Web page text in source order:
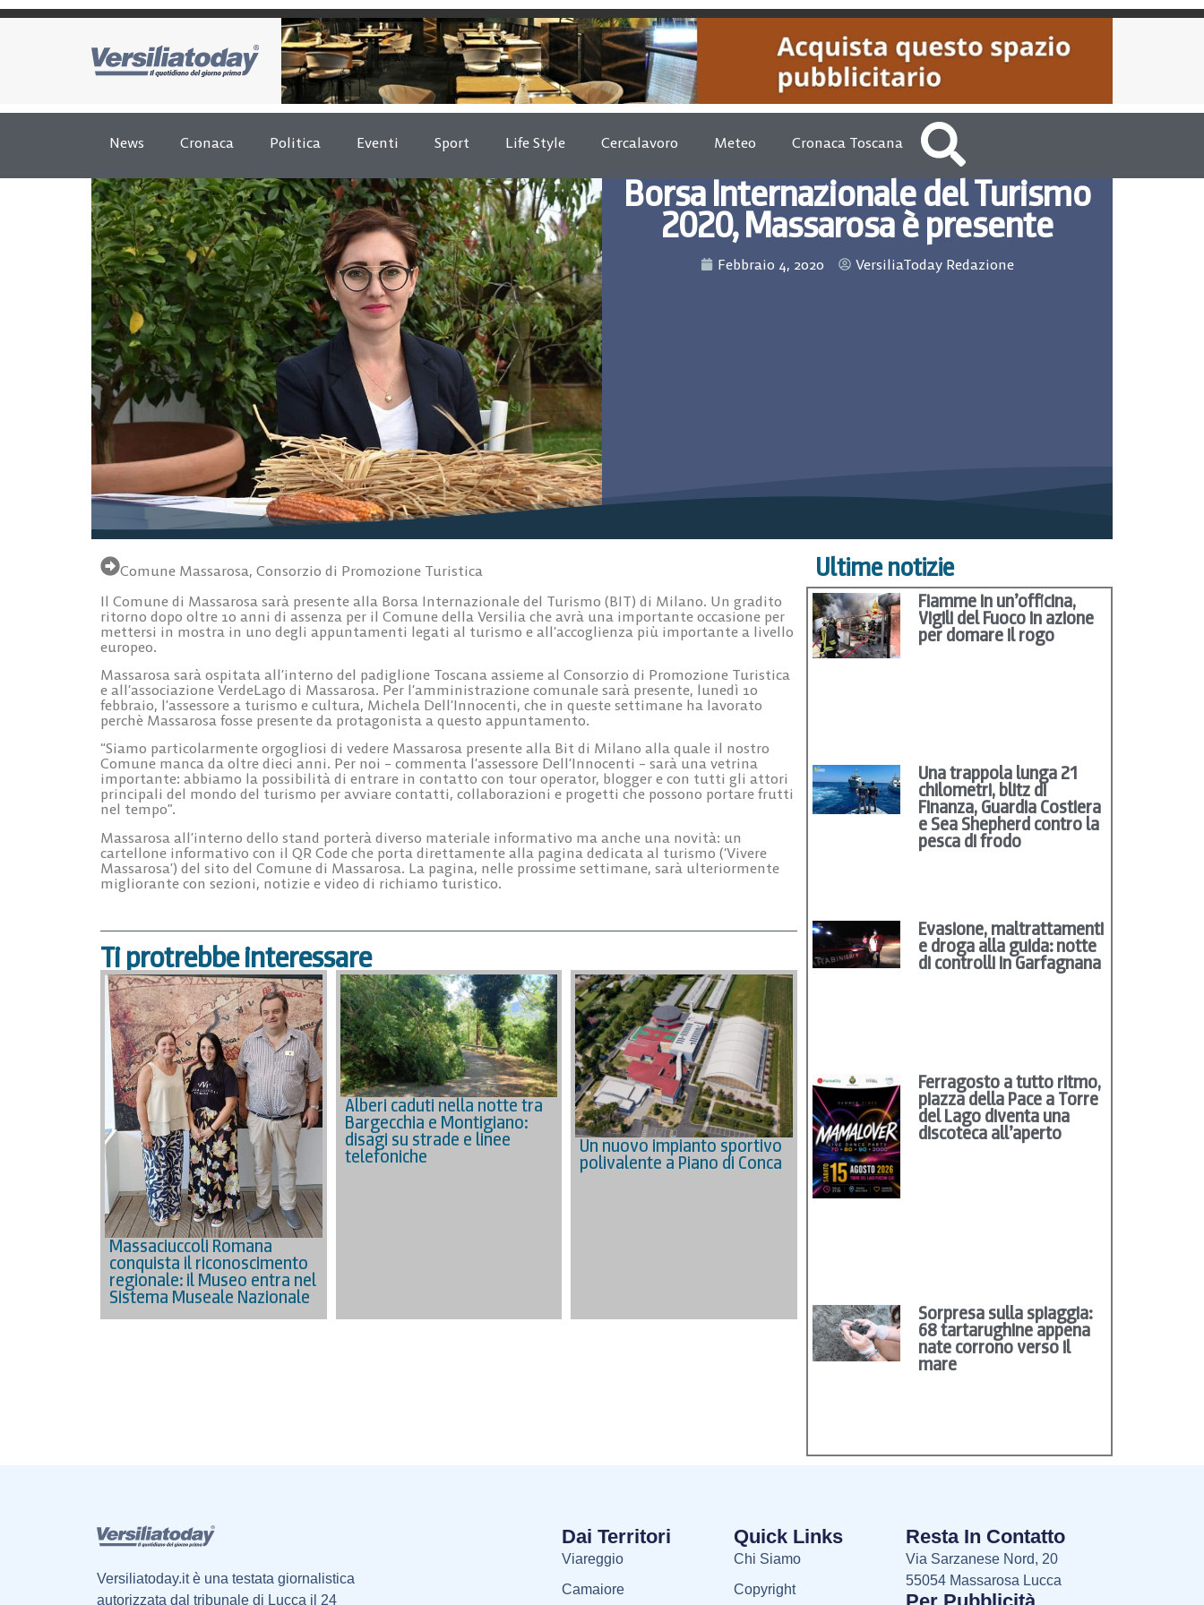
News Cronaca Politica Eventi Sport Life Style Cercalavoro Meteo Cronaca Toscana
Borsa Internazionale del Turismo
2020, Massarosa è presente
Febbraio 4, 2020 VersiliaToday Redazione
Comune Massarosa, Consorzio di Promozione Turistica
Il Comune di Massarosa sarà presente alla Borsa Internazionale del Turismo (BIT) di Milano. Un gradito
ritorno dopo oltre 10 anni di assenza per il Comune della Versilia che avrà una importante occasione per
mettersi in mostra in uno degli appuntamenti legati al turismo e all’accoglienza più importante a livello
europeo.
Massarosa sarà ospitata all’interno del padiglione Toscana assieme al Consorzio di Promozione Turistica
e all’associazione VerdeLago di Massarosa. Per l’amministrazione comunale sarà presente, lunedì 10
febbraio, l’assessore a turismo e cultura, Michela Dell’Innocenti, che in queste settimane ha lavorato
perchè Massarosa fosse presente da protagonista a questo appuntamento.
“Siamo particolarmente orgogliosi di vedere Massarosa presente alla Bit di Milano alla quale il nostro
Comune manca da oltre dieci anni. Per noi – commenta l’assessore Dell’Innocenti – sarà una vetrina
importante: abbiamo la possibilità di entrare in contatto con tour operator, blogger e con tutti gli attori
principali del mondo del turismo per avviare contatti, collaborazioni e progetti che possono portare frutti
nel tempo”.
Massarosa all’interno dello stand porterà diverso materiale informativo ma anche una novità: un
cartellone informativo con il QR Code che porta direttamente alla pagina dedicata al turismo (‘Vivere
Massarosa’) del sito del Comune di Massarosa. La pagina, nelle prossime settimane, sarà ulteriormente
migliorante con sezioni, notizie e video di richiamo turistico.
Ti protrebbe interessare
Massaciuccoli Romana
conquista il riconoscimento
regionale: il Museo entra nel
Sistema Museale Nazionale
Alberi caduti nella notte tra
Bargecchia e Montigiano:
disagi su strade e linee
telefoniche Un nuovo impianto sportivo
polivalente a Piano di Conca
Ultime notizie
Fiamme in un’officina,
Vigili del Fuoco in azione
per domare il rogo
Una trappola lunga 21
chilometri, blitz di
Finanza, Guardia Costiera
e Sea Shepherd contro la
pesca di frodo
Evasione, maltrattamenti
e droga alla guida: notte
di controlli in Garfagnana
Ferragosto a tutto ritmo,
piazza della Pace a Torre
del Lago diventa una
discoteca all’aperto
Sorpresa sulla spiaggia:
68 tartarughine appena
nate corrono verso il
mare
Versiliatoday.it è una testata giornalistica
autorizzata dal tribunale di Lucca il 24
Dai Territori
Viareggio
Camaiore
Quick Links
Chi Siamo
Copyright
Resta In Contatto
Via Sarzanese Nord, 20
55054 Massarosa Lucca